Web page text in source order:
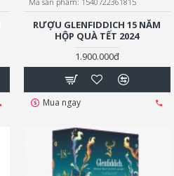
RƯỢU GLENFIDDICH 15 NĂM
HỘP QUÀ TẾT 2024
1.900.000đ
Mua ngay